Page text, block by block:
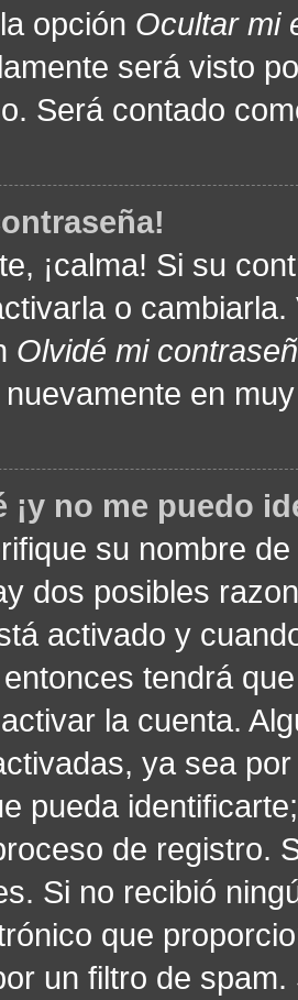
opción Ocultar mi
será visto
Será contado
¡calma! Si su
o
Olvidé mi
en
¡y no me puedo
su nombre
dos posibles
activado y
entonces tendrá
la cuenta.
ya sea
pueda
de registro.
Si no recibió
que
un filtro de